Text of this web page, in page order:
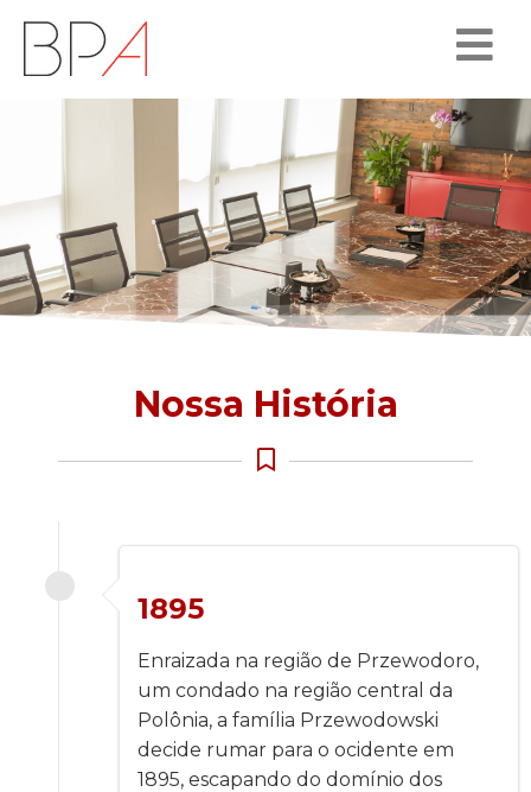
Nossa História
1895
Enraizada na região de Przewodoro,
um condado na região central da
Polônia, a família Przewodowski
decide rumar para o ocidente em
1895, escapando do domínio dos